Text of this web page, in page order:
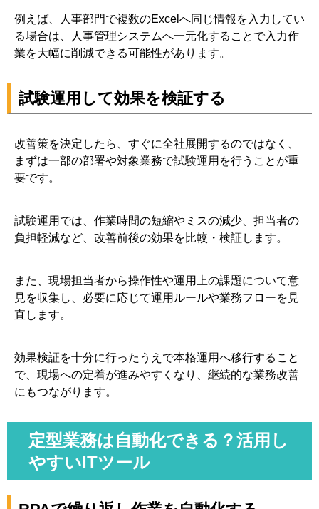
例えば、人事部門で複数のExcelへ同じ情報を入力してい
る場合は、人事管理システムへ一元化することで入力作
業を大幅に削減できる可能性があります。
試験運用して効果を検証する
改善策を決定したら、すぐに全社展開するのではなく、
まずは一部の部署や対象業務で試験運用を行うことが重
要です。
試験運用では、作業時間の短縮やミスの減少、担当者の
負担軽減など、改善前後の効果を比較・検証します。
また、現場担当者から操作性や運用上の課題について意
見を収集し、必要に応じて運用ルールや業務フローを見
直します。
効果検証を十分に行ったうえで本格運用へ移行すること
で、現場への定着が進みやすくなり、継続的な業務改善
にもつながります。
定型業務は自動化できる？活用し
やすいITツール